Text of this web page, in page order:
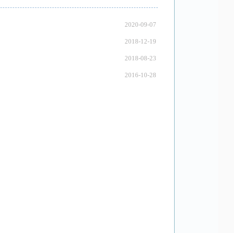
2020-09-07
2018-12-19
2018-08-23
2016-10-28